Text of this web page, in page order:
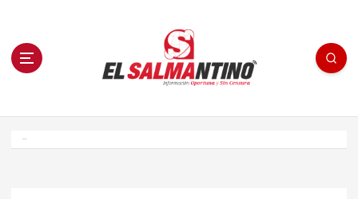
n El Salmantino - medios/noticias/editorial